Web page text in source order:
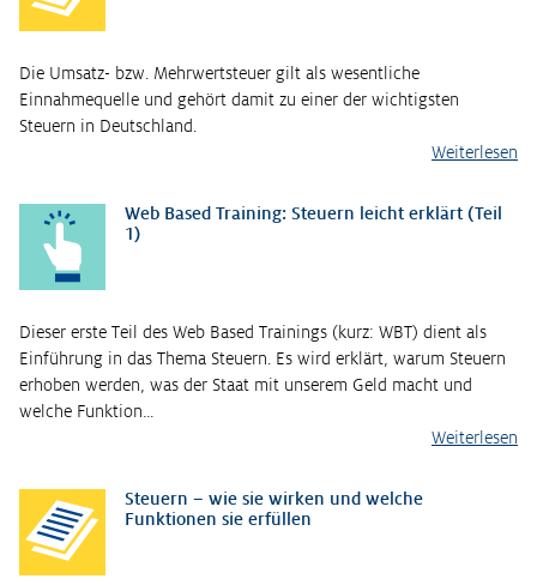
Die Umsatz- bzw. Mehrwertsteuer gilt als wesentliche
Einnahmequelle und gehört damit zu einer der wichtigsten
Steuern in Deutschland.
Weiterlesen
Web Based Training: Steuern leicht erklärt (Teil
1)
Dieser erste Teil des Web Based Trainings (kurz: WBT) dient als
Einführung in das Thema Steuern. Es wird erklärt, warum Steuern
erhoben werden, was der Staat mit unserem Geld macht und
welche Funktion…
Weiterlesen
Steuern – wie sie wirken und welche
Funktionen sie erfüllen